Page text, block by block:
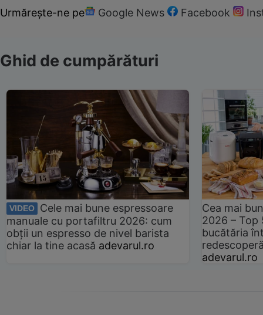
Urmărește-ne pe Google News Facebook
Ghid de cumpărături
VIDEO
Cele mai bune espressoare
manuale cu portafiltru 2026: cum
obții un espresso de nivel barista
chiar la tine acasă adevarul.ro
Cea mai
2026 –
bucătăria
adevarul.ro